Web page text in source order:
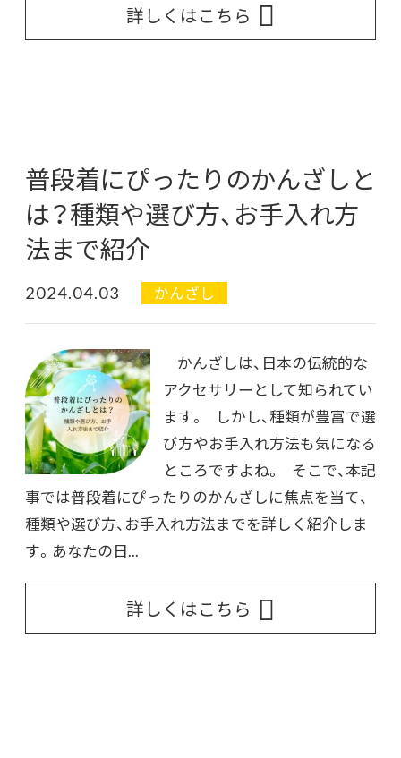
詳しくはこちら
普段着にぴったりのかんざしと
は？種類や選び方、お手入れ方
法まで紹介
2024.04.03 かんざし
かんざしは、日本の伝統的な
アクセサリーとして知られてい
ます。 しかし、種類が豊富で選
び方やお手入れ方法も気になる
ところですよね。 そこで、本記
事では普段着にぴったりのかんざしに焦点を当て、
種類や選び方、お手入れ方法までを詳しく紹介しま
す。あなたの日...
詳しくはこちら